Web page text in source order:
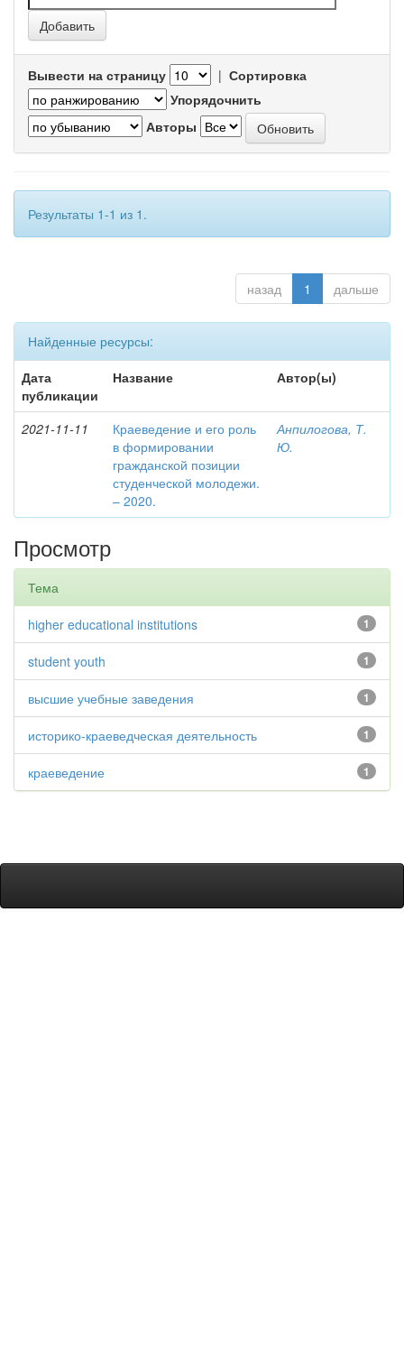
Вывести на страницу | Сортировка
Упорядочнить
Авторы
Результаты 1-1 из 1.
назад 1 дальше
Найденные ресурсы:
Дата
публикации
Название Автор(ы)
2021-11-11
Краеведение и его роль
в формировании
гражданской позиции
студенческой молодежи.
– 2020.
Анпилогова, Т.
Ю.
Просмотр
Тема
1
higher educational institutions
1
student youth
1
высшие учебные заведения
1
историко-краеведческая деятельность
1
краеведение